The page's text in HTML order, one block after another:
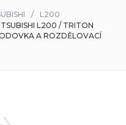
L200
L200 / TRITON
A ROZDĚLOVACÍ